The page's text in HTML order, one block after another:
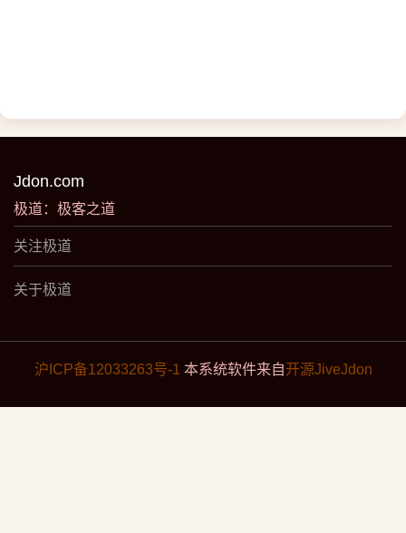
Jdon.com
极道：极客之道
关注极道
关于极道
沪ICP备12033263号-1 本系统软件来自开源JiveJdon